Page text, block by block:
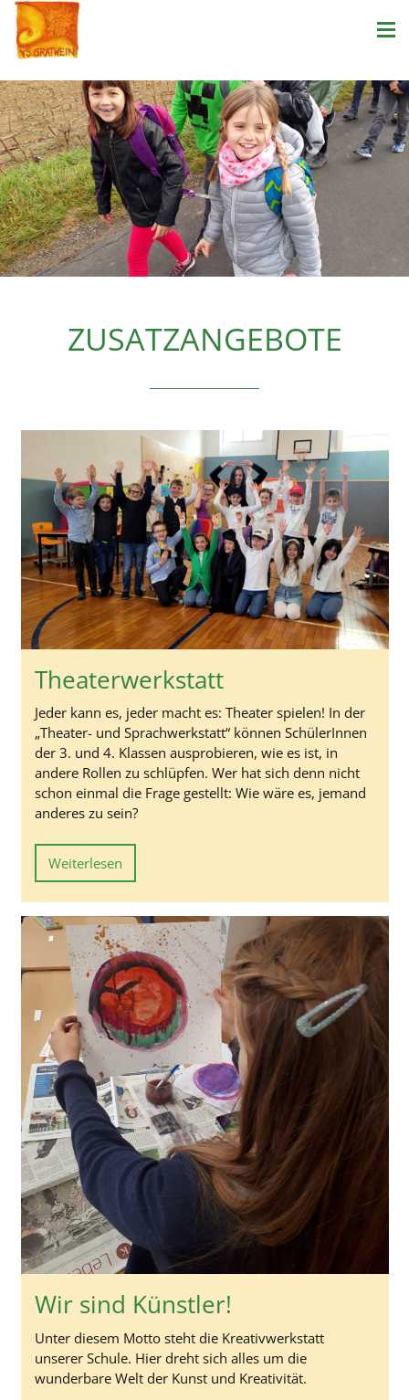
ZUSATZANGEBOTE
Theaterwerkstatt
Jeder kann es, jeder macht es: Theater spielen! In der
„Theater- und Sprachwerkstatt“ können SchülerInnen
der 3. und 4. Klassen ausprobieren, wie es ist, in
andere Rollen zu schlüpfen. Wer hat sich denn nicht
schon einmal die Frage gestellt: Wie wäre es, jemand
anderes zu sein?
Weiterlesen
Wir sind Künstler!
Unter diesem Motto steht die Kreativwerkstatt
unserer Schule. Hier dreht sich alles um die
wunderbare Welt der Kunst und Kreativität.